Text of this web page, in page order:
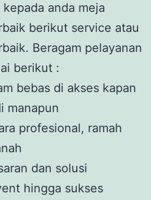
anda meja
berikut service atau
Beragam pelayanan
berikut :
bebas di akses kapan
manapun
profesional, ramah
dan solusi
hingga sukses